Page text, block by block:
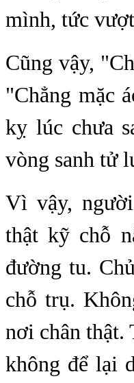
mình, tức
Cũng vậy,
"Chẳng mặc
kỵ lúc chưa
vòng sanh tử
Vì vậy,
thật kỹ chỗ
đường tu.
chỗ trụ.
nơi chân thật.
không để lại